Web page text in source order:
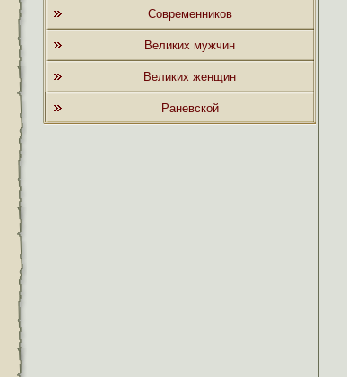
Современников
Великих мужчин
Великих женщин
Раневской